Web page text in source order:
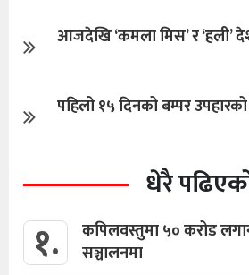
आजदेखि ‘कमला मिस’ र ‘हली’
पहिलो १५ दिनको बम्पर
धेरै
१.
कपिलवस्तुमा ५० करोड
सञ्चालनमा